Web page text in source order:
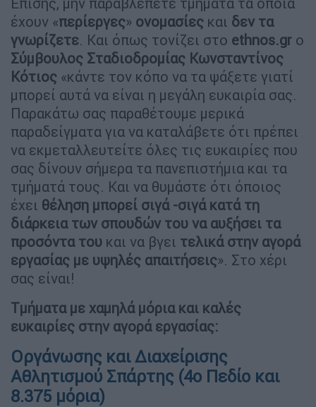
έχουν «περίεργες» ονομασίες και δεν τα
γνωρίζετε. Και όπως τονίζει στο ethnos.gr o
Σύμβουλος Σταδιοδρομίας Κωνσταντίνος
Κότιος «κάντε τον κόπο να τα ψάξετε γιατί
μπορεί αυτά να είναι η μεγάλη ευκαιρία σας.
Παρακάτω σας παραθέτουμε μερικά
παραδείγματα για να καταλάβετε ότι πρέπει
να εκμεταλλευτείτε όλες τις ευκαιρίες που
σας δίνουν σήμερα τα πανεπιστήμια και τα
τμήματά τους. Και να θυμάστε ότι όποιος
έχει θέληση μπορεί σιγά -σιγά κατά τη
διάρκεια των σπουδών του να αυξήσει τα
προσόντα του και να βγει τελικά στην αγορά
εργασίας με υψηλές απαιτήσεις». Στο χέρι
σας είναι!
Τμήματα με χαμηλά μόρια και καλές
ευκαιρίες στην αγορά εργασίας:
Οργάνωσης και Διαχείρισης
Αθλητισμού Σπάρτης (4ο Πεδίο και
8.375 μόρια)